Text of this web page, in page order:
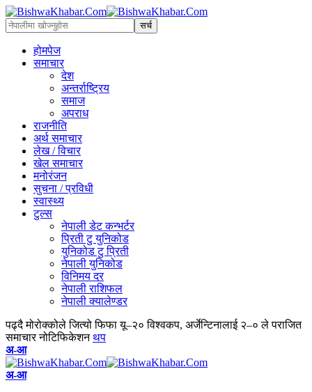
होमपेज
समाचार
देश
अन्तर्राष्ट्रिय
समाज
अपराध
राजनीति
अर्थ समाचार
लेख / विचार
खेल समाचार
मनोरंजन
सुचना / प्रविधी
स्वास्थ्य
टुल्स
नेपाली डेट कन्भर्टर
प्रिती टु युनिकोड
युनिकोड टु प्रिती
नेपाली युनिकोड
विनिमय दर
नेपाली राशिफल
नेपाली क्यालेण्डर
पढ्दै मोरोक्कोले जित्यो फिफा यू–२० विश्वकप, अर्जेन्टिनालाई २–० ले पराजित
समाचार नोटिफिकेशन थप
Font
Resizer
अ-आ
Font
अ-आ